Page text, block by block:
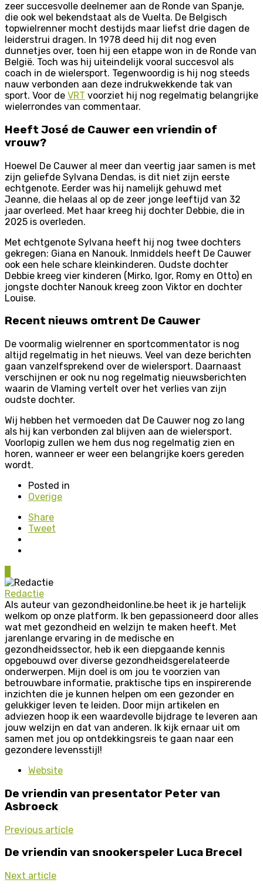
zeer succesvolle deelnemer aan de Ronde van Spanje,
die ook wel bekendstaat als de Vuelta. De Belgisch
topwielrenner mocht destijds maar liefst drie dagen de
leiderstrui dragen. In 1978 deed hij dit nog even
dunnetjes over, toen hij een etappe won in de Ronde van
België. Toch was hij uiteindelijk vooral succesvol als
coach in de wielersport. Tegenwoordig is hij nog steeds
nauw verbonden aan deze indrukwekkende tak van
sport. Voor de VRT voorziet hij nog regelmatig belangrijke
wielerrondes van commentaar.
Heeft José de Cauwer een vriendin of
vrouw?
Hoewel De Cauwer al meer dan veertig jaar samen is met
zijn geliefde Sylvana Dendas, is dit niet zijn eerste
echtgenote. Eerder was hij namelijk gehuwd met
Jeanne, die helaas al op de zeer jonge leeftijd van 32
jaar overleed. Met haar kreeg hij dochter Debbie, die in
2025 is overleden.
Met echtgenote Sylvana heeft hij nog twee dochters
gekregen: Giana en Nanouk. Inmiddels heeft De Cauwer
ook een hele schare kleinkinderen. Oudste dochter
Debbie kreeg vier kinderen (Mirko, Igor, Romy en Otto) en
jongste dochter Nanouk kreeg zoon Viktor en dochter
Louise.
Recent nieuws omtrent De Cauwer
De voormalig wielrenner en sportcommentator is nog
altijd regelmatig in het nieuws. Veel van deze berichten
gaan vanzelfsprekend over de wielersport. Daarnaast
verschijnen er ook nu nog regelmatig nieuwsberichten
waarin de Vlaming vertelt over het verlies van zijn
oudste dochter.
Wij hebben het vermoeden dat De Cauwer nog zo lang
als hij kan verbonden zal blijven aan de wielersport.
Voorlopig zullen we hem dus nog regelmatig zien en
horen, wanneer er weer een belangrijke koers gereden
wordt.
Posted in
Overige
Share
Tweet
Redactie
Als auteur van gezondheidonline.be heet ik je hartelijk
welkom op onze platform. Ik ben gepassioneerd door alles
wat met gezondheid en welzijn te maken heeft. Met
jarenlange ervaring in de medische en
gezondheidssector, heb ik een diepgaande kennis
opgebouwd over diverse gezondheidsgerelateerde
onderwerpen. Mijn doel is om jou te voorzien van
betrouwbare informatie, praktische tips en inspirerende
inzichten die je kunnen helpen om een gezonder en
gelukkiger leven te leiden. Door mijn artikelen en
adviezen hoop ik een waardevolle bijdrage te leveren aan
jouw welzijn en dat van anderen. Ik kijk ernaar uit om
samen met jou op ontdekkingsreis te gaan naar een
gezondere levensstijl!
Website
De vriendin van presentator Peter van
Asbroeck
Previous article
De vriendin van snookerspeler Luca Brecel
Next article